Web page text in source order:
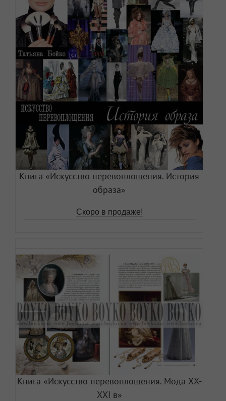
Книга «Искусство перевоплощения. История
образа»
Скоро в продаже!
Книга «Искусство перевоплощения. Мода ХХ-
ХХI в»